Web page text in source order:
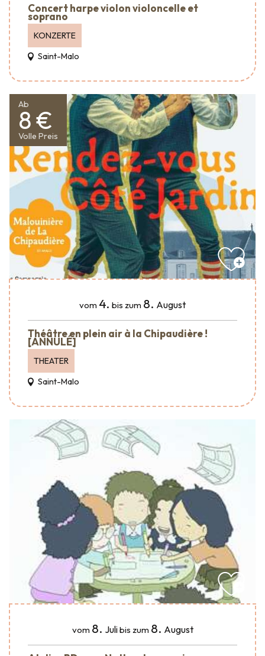
Concert harpe violon violoncelle et
soprano
KONZERTE
Saint-Malo
Ab
8 €
Volle Preis
vom 4. bis zum 8. August
Théâtre en plein air à la Chipaudière !
[ANNULÉ]
THEATER
Saint-Malo
vom 8. Julibis zum 8. August